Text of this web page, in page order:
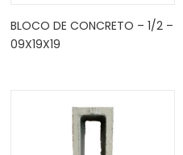
BLOCO DE CONCRETO – 1/2 –
09X19X19